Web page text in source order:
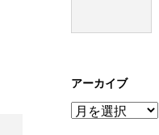
アーカイブ
ア